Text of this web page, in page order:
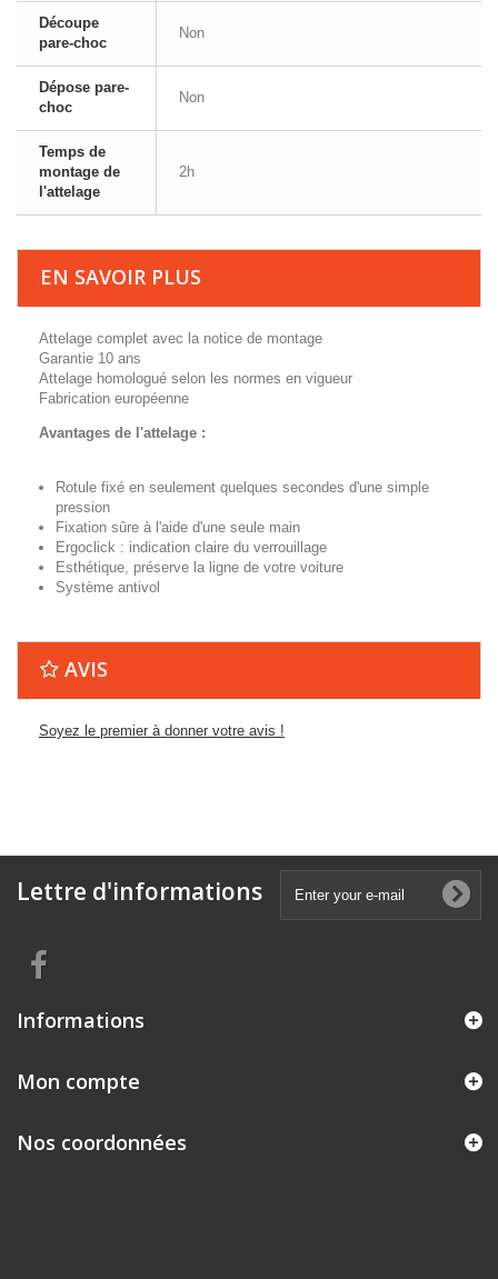
Découpe
pare-choc
Non
Dépose pare-
choc
Non
Temps de
montage de
l'attelage
2h
EN SAVOIR PLUS
Attelage complet avec la notice de montage
Garantie 10 ans
Attelage homologué selon les normes en vigueur
Fabrication européenne
Avantages de l'attelage :
Rotule fixé en seulement quelques secondes d'une simple
pression
Fixation sûre à l'aide d'une seule main
Ergoclick : indication claire du verrouillage
Esthétique, préserve la ligne de votre voiture
Système antivol
AVIS
Soyez le premier à donner votre avis !
Lettre d'informations
Informations
Mon compte
Nos coordonnées